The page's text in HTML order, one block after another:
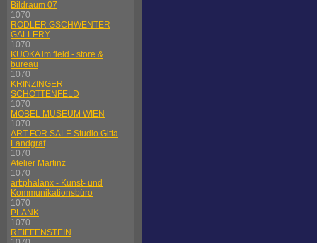
Bildraum 07
1070
RODLER GSCHWENTER
GALLERY
1070
KUOKA im field - store &
bureau
1070
KRINZINGER
SCHOTTENFELD
1070
MÖBEL MUSEUM WIEN
1070
ART FOR SALE Studio Gitta
Landgraf
1070
Atelier Martinz
1070
art:phalanx - Kunst- und
Kommunikationsbüro
1070
PLANK
1070
REIFFENSTEIN